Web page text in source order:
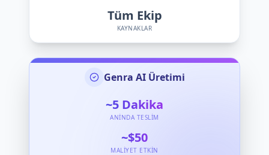
Tüm Ekip
KAYNAKLAR
Genra AI Üretimi
~5 Dakika
ANINDA TESLIM
~$50
MALIYET ETKIN